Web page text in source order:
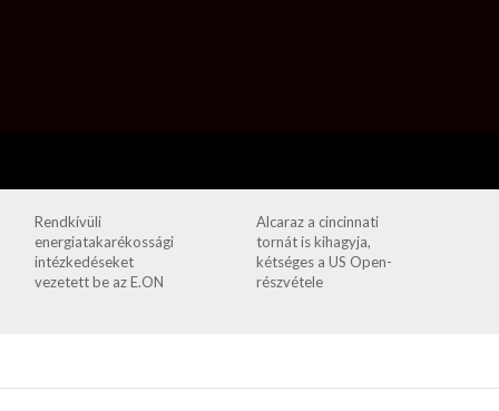
Rendkívüli
energiatakarékossági
intézkedéseket
vezetett be az E.ON
Alcaraz a cincinnati
tornát is kihagyja,
kétséges a US Open-
részvétele